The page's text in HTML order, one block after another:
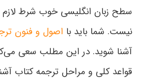
سطح زبان انگلیسی خوب شرط
نیست. شما باید با اصول و فنون
آشنا شوید. در این مطلب سعی
قواعد کلی و مراحل ترجمه کتاب